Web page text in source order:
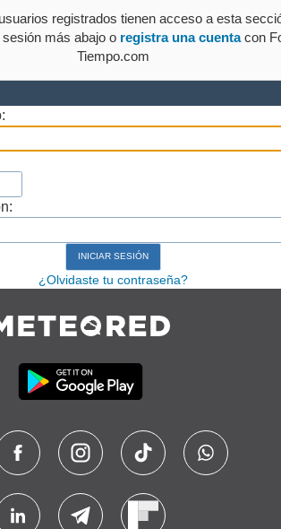
registrados tienen acceso a esta
más abajo o registra una cuentacon
Tiempo.com
¿Olvidaste tu contraseña?